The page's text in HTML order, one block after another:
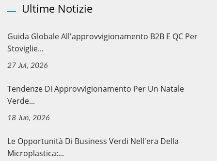
Ultime Notizie
Guida Globale All'approvvigionamento B2B E QC Per
Stoviglie...
27 Jul, 2026
Tendenze Di Approvvigionamento Per Un Natale
Verde...
18 Jun, 2026
Le Opportunità Di Business Verdi Nell'era Della
Microplastica:...